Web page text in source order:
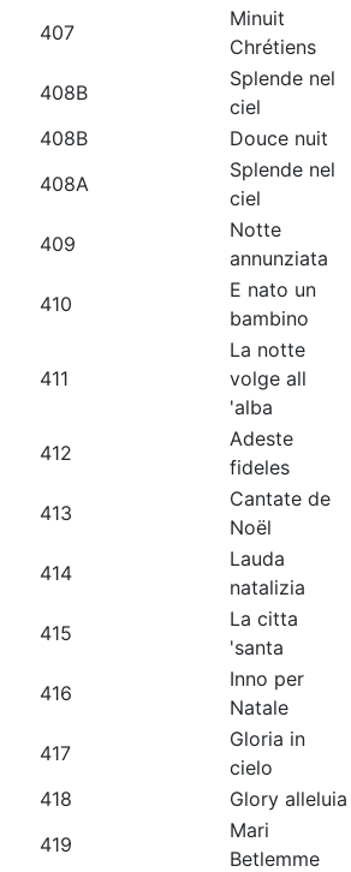
407
Minuit
Chrétiens
408B
Splende nel
ciel
408B
Douce nuit
408A
Splende nel
ciel
409
Notte
annunziata
410
E nato un
bambino
411
La notte
volge all
'alba
412
Adeste
fideles
413
Cantate de
Noël
414
Lauda
natalizia
415
La citta
'santa
416
Inno per
Natale
417
Gloria in
cielo
418
Glory alleluia
419
Mari
Betlemme